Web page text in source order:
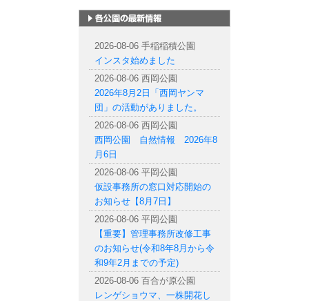
2026-08-06 手稲稲積公園
インスタ始めました
2026-08-06 西岡公園
2026年8月2日「西岡ヤンマ
団」の活動がありました。
2026-08-06 西岡公園
西岡公園 自然情報 2026年8
月6日
2026-08-06 平岡公園
仮設事務所の窓口対応開始の
お知らせ【8月7日】
2026-08-06 平岡公園
【重要】管理事務所改修工事
のお知らせ(令和8年8月から令
和9年2月までの予定)
2026-08-06 百合が原公園
レンゲショウマ、一株開花し